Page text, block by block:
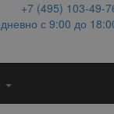
+7 (495) 103-49-
с 9:00 до